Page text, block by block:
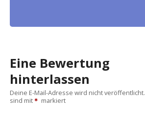
Eine Bewertung
hinterlassen
Deine E-Mail-Adresse wird nicht veröffentlicht.
sind mit
markiert